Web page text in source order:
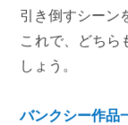
引き倒すシーン
これで、どちら
しょう。
バンクシー作品